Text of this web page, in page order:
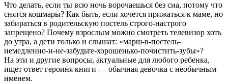
Что делать, если ты всю ночь ворочаешься без сна, потому что
снятся кошмары? Как быть, если хочется прижаться к маме, но
забираться в родительскую постель строго-настрого
запрещено? Почему взрослым можно смотреть телевизор хоть
до утра, а дети только и слышат: «марш-в-постель-
немедленно-и-не-забудьте-хорошенько-почистить-зубы»?
На эти и другие вопросы, актуальные для любого ребенка,
ищет ответ героиня книги — обычная девочка с необычным
именем.